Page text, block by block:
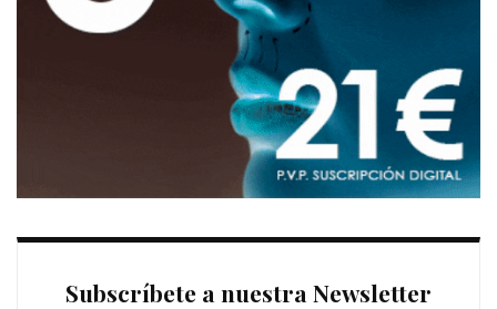
Subscríbete a nuestra Newsletter